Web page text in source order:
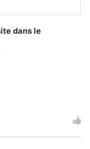
dans le